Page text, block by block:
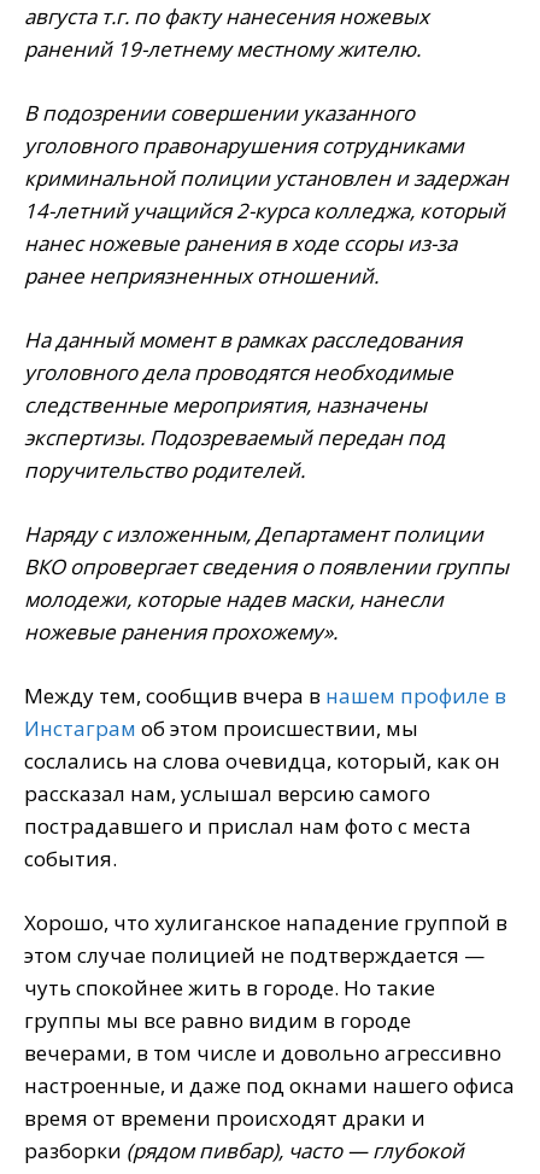
августа т.г. по факту нанесения ножевых
ранений 19-летнему местному жителю.
В подозрении совершении указанного
уголовного правонарушения сотрудниками
криминальной полиции установлен и задержан
14-летний учащийся 2-курса колледжа, который
нанес ножевые ранения в ходе ссоры из-за
ранее неприязненных отношений.
На данный момент в рамках расследования
уголовного дела проводятся необходимые
следственные мероприятия, назначены
экспертизы. Подозреваемый передан под
поручительство родителей.
Наряду с изложенным, Департамент полиции
ВКО опровергает сведения о появлении группы
молодежи, которые надев маски, нанесли
ножевые ранения прохожему».
Между тем, сообщив вчера в нашем профиле в
Инстаграм об этом происшествии, мы
сослались на слова очевидца, который, как он
рассказал нам, услышал версию самого
пострадавшего и прислал нам фото с места
события.
Хорошо, что хулиганское нападение группой в
этом случае полицией не подтверждается —
чуть спокойнее жить в городе. Но такие
группы мы все равно видим в городе
вечерами, в том числе и довольно агрессивно
настроенные, и даже под окнами нашего офиса
время от времени происходят драки и
разборки (рядом пивбар), часто — глубокой